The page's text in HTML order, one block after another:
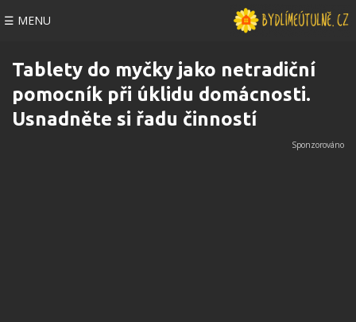
☰ MENU
Tablety do myčky jako netradiční
pomocník při úklidu domácnosti.
Usnadněte si řadu činností